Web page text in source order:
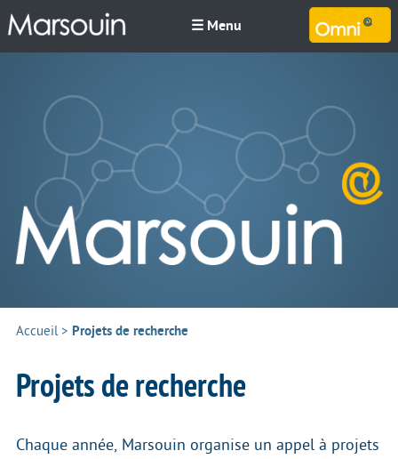
☰ Menu
Accueil> Projets de recherche
Projets de recherche
Chaque année, Marsouin organise un appel à projets